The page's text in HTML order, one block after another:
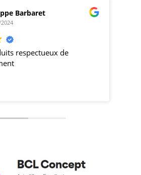
Barbaret
respectueux de